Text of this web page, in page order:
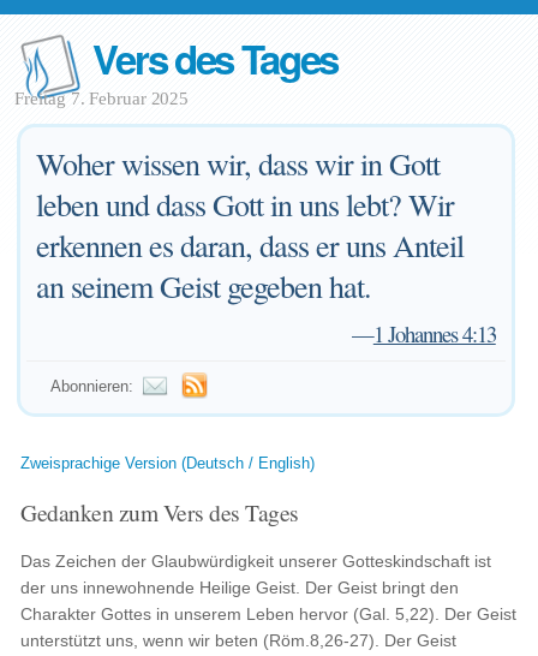
Vers des Tages
Freitag 7. Februar 2025
Woher wissen wir, dass wir in Gott
leben und dass Gott in uns lebt? Wir
erkennen es daran, dass er uns Anteil
an seinem Geist gegeben hat.
—1 Johannes 4:13
Abonnieren:
Zweisprachige Version (Deutsch / English)
Gedanken zum Vers des Tages
Das Zeichen der Glaubwürdigkeit unserer Gotteskindschaft ist
der uns innewohnende Heilige Geist. Der Geist bringt den
Charakter Gottes in unserem Leben hervor (Gal. 5,22). Der Geist
unterstützt uns, wenn wir beten (Röm.8,26-27). Der Geist